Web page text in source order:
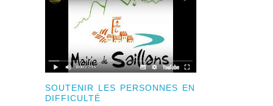
SOUTENIR LES PERSONNES EN
DIFFICULTÉ